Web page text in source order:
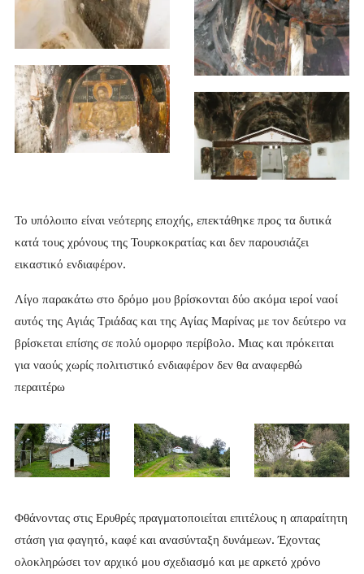
Το υπόλοιπο είναι νεότερης εποχής, επεκτάθηκε προς τα δυτικά
κατά τους χρόνους της Τουρκοκρατίας και δεν παρουσιάζει
εικαστικό ενδιαφέρον.
Λίγο παρακάτω στο δρόμο μου βρίσκονται δύο ακόμα ιεροί ναοί
αυτός της Αγιάς Τριάδας και της Αγίας Μαρίνας με τον δεύτερο να
βρίσκεται επίσης σε πολύ ομορφο περίβολο. Μιας και πρόκειται
για ναούς χωρίς πολιτιστικό ενδιαφέρον δεν θα αναφερθώ
περαιτέρω
Φθάνοντας στις Ερυθρές πραγματοποιείται επιτέλους η απαραίτητη
στάση για φαγητό, καφέ και ανασύνταξη δυνάμεων. Έχοντας
ολοκληρώσει τον αρχικό μου σχεδιασμό και με αρκετό χρόνο